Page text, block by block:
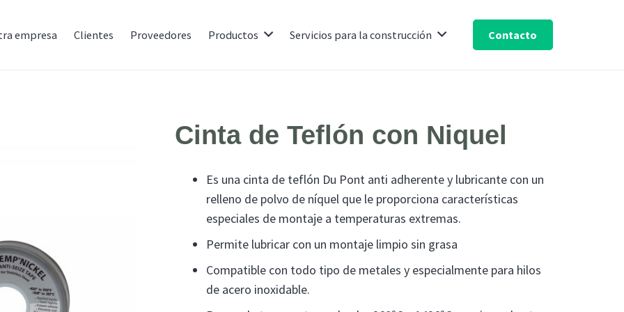
empresa Clientes Proveedores Productos Servicios para la construcción Contacto
Cinta de Teflón con Niquel
Es una cinta de teflón Du Pont anti adherente y lubricante con un
relleno de polvo de níquel que le proporciona características
especiales de montaje a temperaturas extremas.
Permite lubricar con un montaje limpio sin grasa
Compatible con todo tipo de metales y especialmente para hilos
de acero inoxidable.